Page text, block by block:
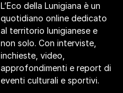
L’Eco della Lunigiana è un
quotidiano online dedicato
al territorio lunigianese e
non solo. Con interviste,
inchieste, video,
approfondimenti e report di
eventi culturali e sportivi.